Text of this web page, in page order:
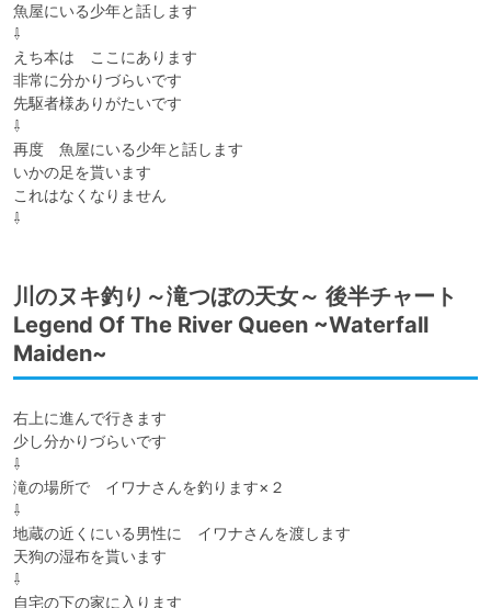
魚屋にいる少年と話します
⇩
えち本は　ここにあります
非常に分かりづらいです
先駆者様ありがたいです
⇩
再度　魚屋にいる少年と話します
いかの足を貰います
これはなくなりません
⇩
川のヌキ釣り～滝つぼの天女～ 後半チャート
Legend Of The River Queen ~Waterfall
Maiden~
右上に進んで行きます
少し分かりづらいです
⇩
滝の場所で　イワナさんを釣ります×２
⇩
地蔵の近くにいる男性に　イワナさんを渡します
天狗の湿布を貰います
⇩
自宅の下の家に入ります